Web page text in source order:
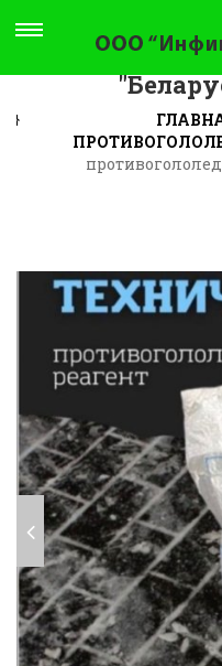
Навигация
ПГМ-Ха-к,
Previous